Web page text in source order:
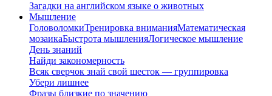
Загадки на английском языке о животных
Мышление
ГоловоломкиТренировка вниманияМатематическая
мозаикаБыстрота мышленияЛогическое мышление
День знаний
Найди закономерность
Всяк сверчок знай свой шесток — группировка
Убери лишнее
Фразы близкие по значению